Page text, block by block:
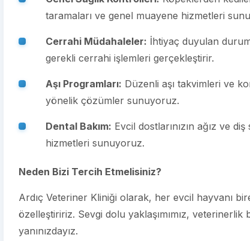
taramaları ve genel muayene hizmetleri
Cerrahi Müdahaleler: İhtiyaç duyulan
gerekli cerrahi işlemleri gerçekleştirir.
Aşı Programları: Düzenli aşı takvimleri ve
yönelik çözümler sunuyoruz.
Dental Bakım: Evcil dostlarınızın ağız ve
hizmetleri sunuyoruz.
Neden Bizi Tercih Etmelisiniz?
Ardıç Veteriner Kliniği olarak, her evcil hayvanı
özelleştiririz. Sevgi dolu yaklaşımımız, veterinerlik
yanınızdayız.